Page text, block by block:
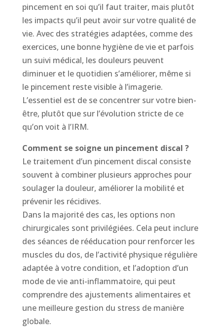
pincement en soi qu’il faut traiter, mais plutôt
les impacts qu’il peut avoir sur votre qualité de
vie. Avec des stratégies adaptées, comme des
exercices, une bonne hygiène de vie et parfois
un suivi médical, les douleurs peuvent
diminuer et le quotidien s’améliorer, même si
le pincement reste visible à l’imagerie.
L’essentiel est de se concentrer sur votre bien-
être, plutôt que sur l’évolution stricte de ce
qu’on voit à l’IRM.
Comment se soigne un pincement discal ?
Le traitement d’un pincement discal consiste
souvent à combiner plusieurs approches pour
soulager la douleur, améliorer la mobilité et
prévenir les récidives.
Dans la majorité des cas, les options non
chirurgicales sont privilégiées. Cela peut inclure
des séances de rééducation pour renforcer les
muscles du dos, de l’activité physique régulière
adaptée à votre condition, et l’adoption d’un
mode de vie anti-inflammatoire, qui peut
comprendre des ajustements alimentaires et
une meilleure gestion du stress de manière
globale.